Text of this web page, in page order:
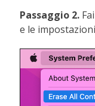
Passaggio 2.
e le